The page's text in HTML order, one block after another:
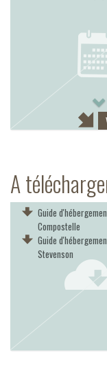
A
Guide
Compostelle
Guide
Stevenson